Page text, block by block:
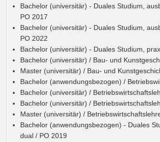
Bachelor (universitär) - Duales Studium,
PO 2017
Bachelor (universitär) - Duales Studium,
PO 2022
Bachelor (universitär) - Duales Studium,
Bachelor (universitär) / Bau- und
Master (universitär) / Bau- und
Bachelor (anwendungsbezogen) /
Bachelor (universitär) /
Bachelor (universitär) /
Master (universitär) /
Bachelor (anwendungsbezogen) - Duales
dual / PO 2019